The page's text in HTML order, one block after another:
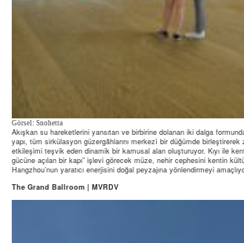
Görsel: Snohetta
Akışkan su hareketlerini yansıtan ve birbirine dolanan iki dalga
yapı, tüm sirkülasyon güzergâhlarını merkezî bir düğümde
etkileşimi teşvik eden dinamik bir kamusal alan oluşturuyor. Kıyı ile
gücüne açılan bir kapı” işlevi görecek müze, nehir cephesini kentin
Hangzhou’nun yaratıcı enerjisini doğal peyzajına yönlendirmeyi
The Grand Ballroom | MVRDV